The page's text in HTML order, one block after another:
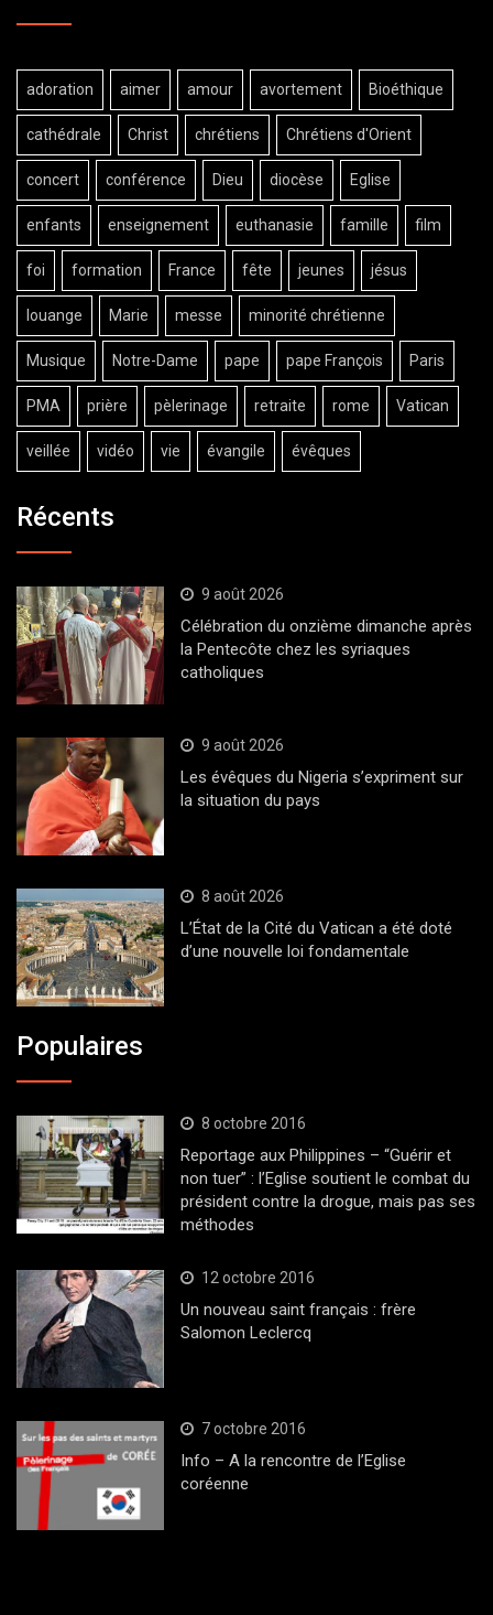
adoration aimer amour avortement Bioéthique
cathédrale Christ chrétiens Chrétiens d'Orient
concert conférence Dieu diocèse Eglise
enfants enseignement euthanasie famille film
foi formation France fête jeunes jésus
louange Marie messe minorité chrétienne
Musique Notre-Dame pape pape François Paris
PMA prière pèlerinage retraite rome Vatican
veillée vidéo vie évangile évêques
Récents
9 août 2026
Célébration du onzième dimanche après
la Pentecôte chez les syriaques
catholiques
9 août 2026
Les évêques du Nigeria s’expriment sur
la situation du pays
8 août 2026
L’État de la Cité du Vatican a été doté
d’une nouvelle loi fondamentale
Populaires
8 octobre 2016
Reportage aux Philippines – “Guérir et
non tuer” : l’Eglise soutient le combat du
président contre la drogue, mais pas ses
méthodes
12 octobre 2016
Un nouveau saint français : frère
Salomon Leclercq
7 octobre 2016
Info – A la rencontre de l’Eglise
coréenne